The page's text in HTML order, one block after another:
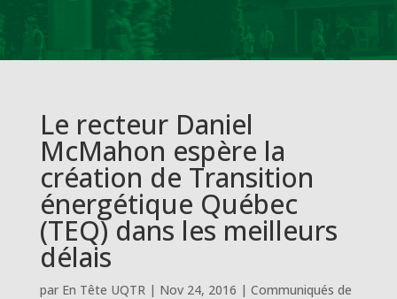
Le recteur Daniel
McMahon espère la
création de Transition
énergétique Québec
(TEQ) dans les meilleurs
délais
par En Tête UQTR| Nov 24, 2016 | Communiqués de